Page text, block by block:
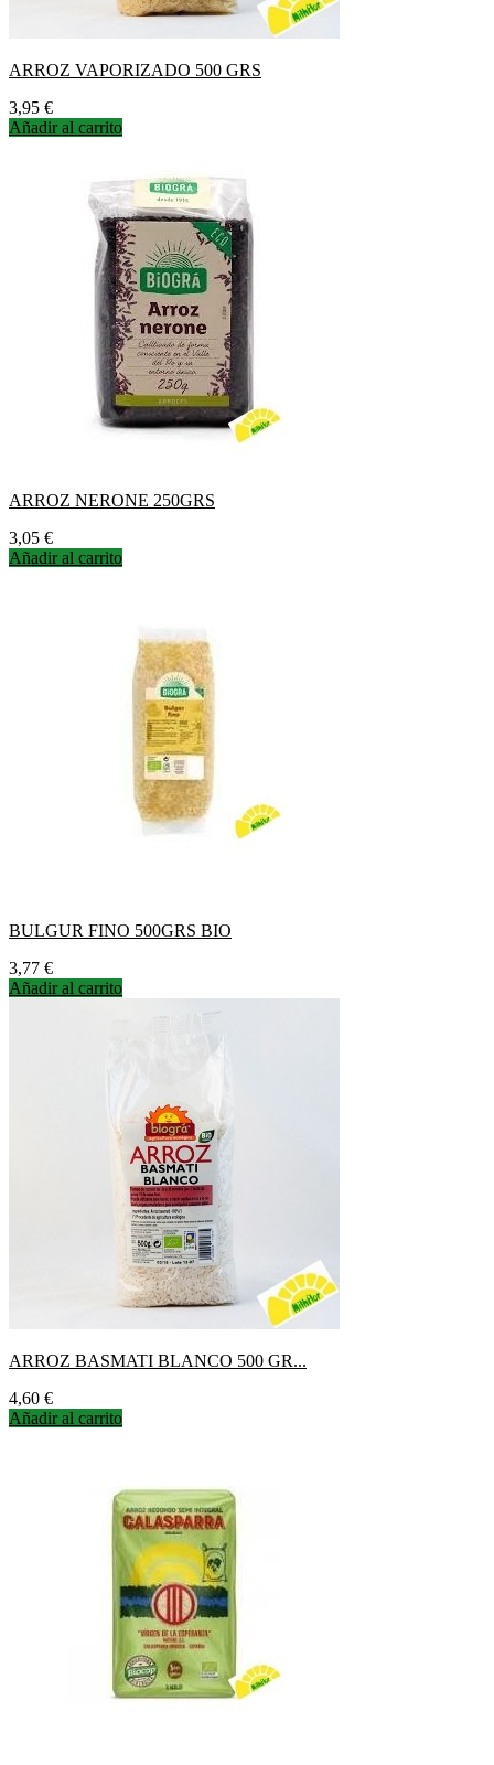
ARROZ VAPORIZADO 500 GRS
Precio
3,95 €
Añadir al carrito
ARROZ NERONE 250GRS
Precio
3,05 €
Añadir al carrito
BULGUR FINO 500GRS BIO
Precio
3,77 €
Añadir al carrito
ARROZ BASMATI BLANCO 500 GR...
Precio
4,60 €
Añadir al carrito